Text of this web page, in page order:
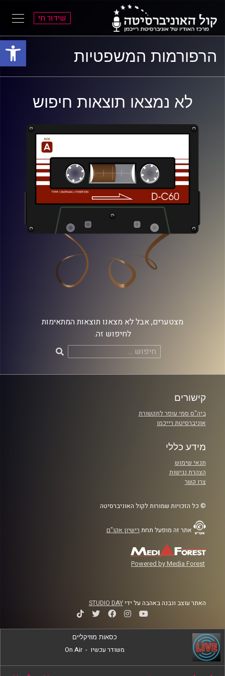
פתח
התפריט
הראשי
התוכן
הראשי
שידור חי
הרפורמות המשפטיות
לא נמצאו תוצאות חיפוש
מצטערים, אבל לא מצאנו תוצאות המתאימות
לחיפוש זה.
חיפוש:
קישורים
ביה"ס סמי עופר לתקשורת
אוניברסיטת רייכמן
מידע כללי
תנאי שימוש
הצהרת נגישות
צרו קשר
© כל הזכויות שמורות לקול האוניברסיטה
אתר זה מופעל תחת רישיון אקו"ם
Powered by Media Forest
האתר עוצב ונבנה באהבה על ידיSTUDIO DAY
כסאות מוזיקליים
משודר עכשיו -
On Air